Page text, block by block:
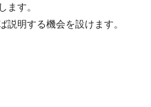
ます。
説明する機会を設けます。